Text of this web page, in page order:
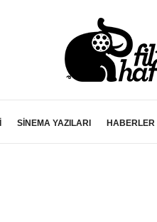
SİNEMA YAZILARI HABERLER